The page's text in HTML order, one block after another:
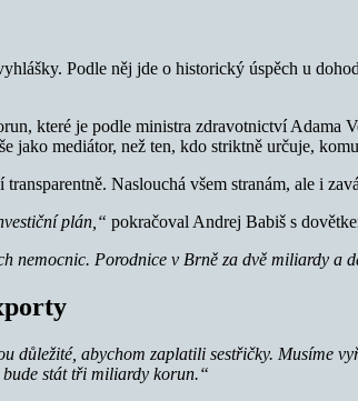
Podle něj jde o historický úspěch u
které je podle ministra zdravotnictví Adama
jako mediátor, než ten, kdo striktně určuje,
Naslouchá všem stranám, ale i
plán,“ pokračoval Andrej Babiš s
nemocnic. Porodnice v Brně za dvě miliardy a
důležité, abychom zaplatili sestřičky. Musíme
stát tři miliardy korun.“